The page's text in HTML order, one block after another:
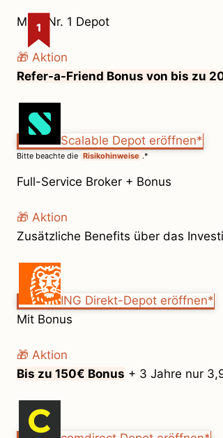
1
Mein Nr. 1 Depot
🎁 Aktion
Refer-a-Friend Bonus von bis zu
Scalable Depot eröffnen*
Bitte beachte die Risikohinweise .*
Full-Service Broker + Bonus
🎁 Aktion
Zusätzliche Benefits über das
ING Direkt-Depot eröffnen*
Mit Bonus
🎁 Aktion
Bis zu 150€ Bonus + 3 Jahre nur